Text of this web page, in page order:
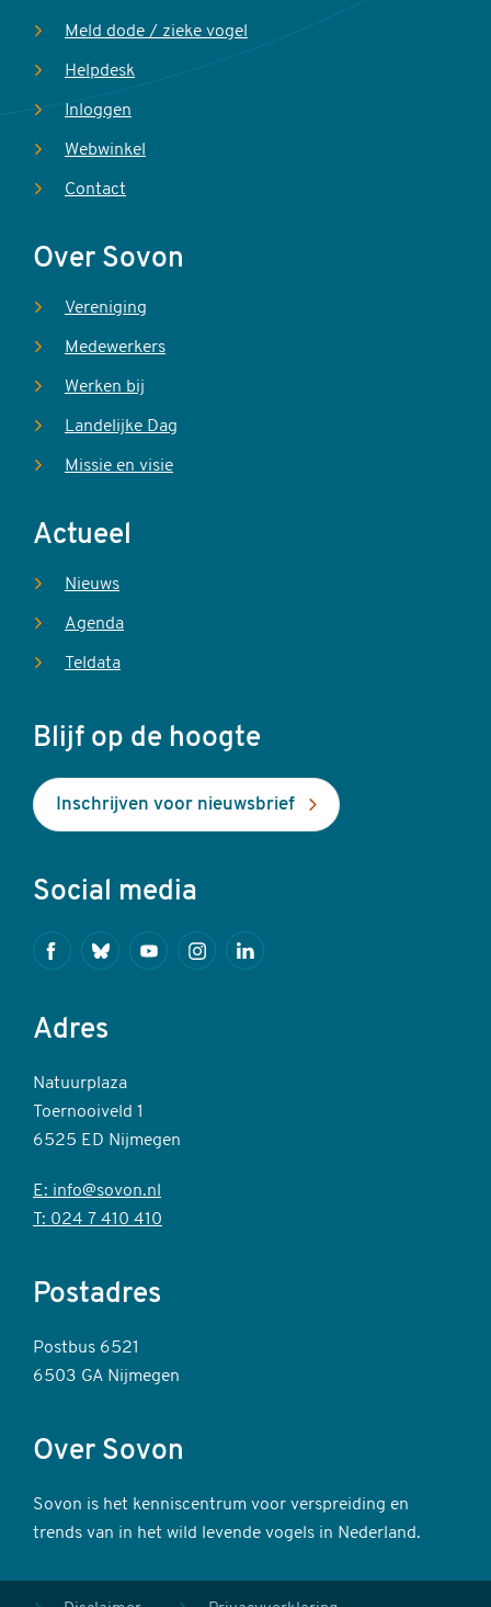
Meld dode / zieke vogel
Helpdesk
Inloggen
Webwinkel
Contact
Over Sovon
Vereniging
Medewerkers
Werken bij
Landelijke Dag
Missie en visie
Actueel
Nieuws
Agenda
Teldata
Blijf op de hoogte
Inschrijven voor nieuwsbrief
Social media
FacebookBlueskyYoutubeInstagramLinkedin
Adres
Natuurplaza
Toernooiveld 1
6525 ED Nijmegen
E: info@sovon.nl
T: 024 7 410 410
Postadres
Postbus 6521
6503 GA Nijmegen
Over Sovon
Sovon is het kenniscentrum voor verspreiding en
trends van in het wild levende vogels in Nederland.